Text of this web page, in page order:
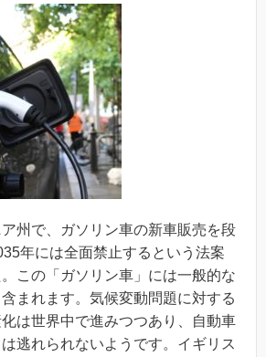
州で、ガソリン車の新車販売を段
年には全面禁止するという法案
この「ガソリン車」には一般的な
まれます。気候変動問題に対する
は世界中で進みつつあり、自動車
逃れられないようです。イギリス